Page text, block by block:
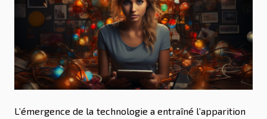
L’émergence de la technologie a entraîné l’apparition